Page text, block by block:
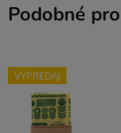
Podobné
VÝPREDAJ